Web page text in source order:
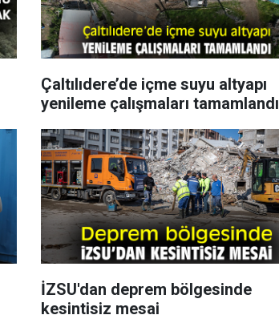
Çaltılıdere’de içme suyu altyapı
yenileme çalışmaları tamamlandı
İZSU'dan deprem bölgesinde
kesintisiz mesai